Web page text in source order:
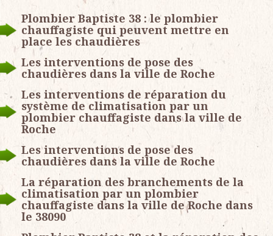
Plombier Baptiste 38 : le plombier
chauffagiste qui peuvent mettre en
place les chaudières
Les interventions de pose des
chaudières dans la ville de Roche
Les interventions de réparation du
système de climatisation par un
plombier chauffagiste dans la ville de
Roche
Les interventions de pose des
chaudières dans la ville de Roche
La réparation des branchements de la
climatisation par un plombier
chauffagiste dans la ville de Roche dans
le 38090